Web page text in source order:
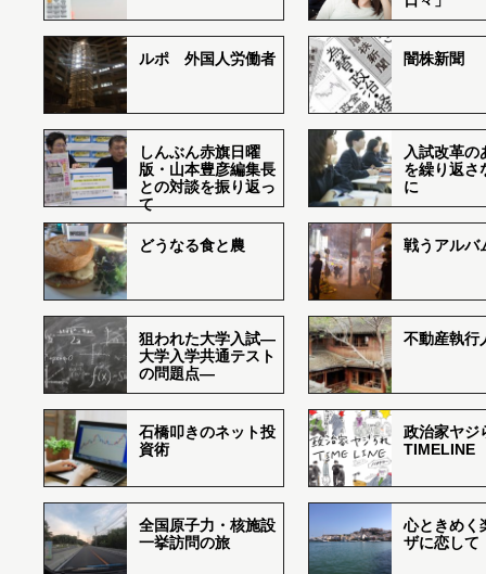
ルポ 外国人労働者 闇株新聞
しんぶん赤旗日曜
版・山本豊彦編集長
との対談を振り返っ
て
入試改革の
を繰り返さ
に
どうなる食と農 戦うアルバ
狙われた大学入試―
大学入学共通テスト
の問題点―
不動産執行
石橋叩きのネット投
資術
政治家ヤジ
TIMELINE
全国原子力・核施設
一挙訪問の旅
心ときめく
ザに恋して